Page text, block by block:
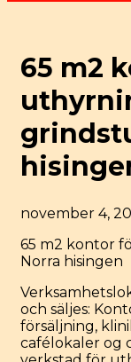
65 m2
november 4,
65 m2 kontor
Norra hisingen
och säljes:
försäljning,
cafélokaler og